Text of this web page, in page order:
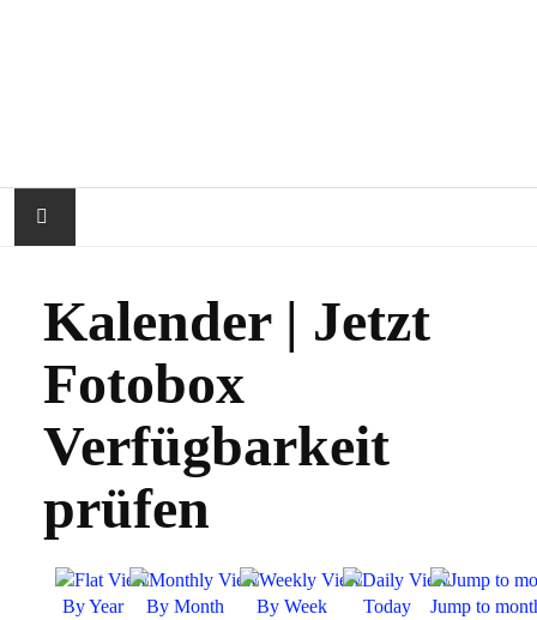
ÜBER RAPHIPI
IMPRESSIONEN
FAQ
KALENDER
FEEDBACK
Kalender | Jetzt
Fotobox
Verfügbarkeit
prüfen
By Year By Month By Week Today Jump to